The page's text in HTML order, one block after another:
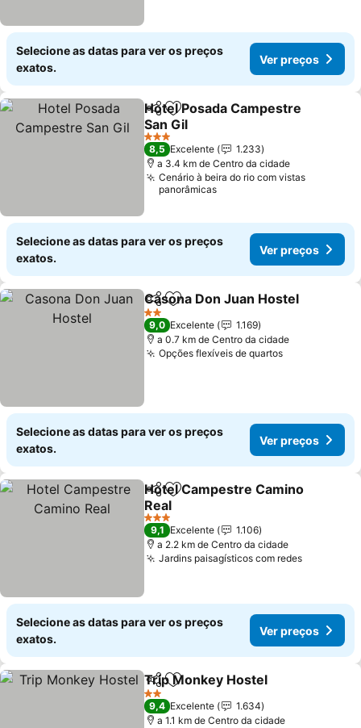
Selecione as datas para ver os preços
exatos.
Ver preços
PartilharAdicionar aos favoritos
Hotel Posada Campestre
San Gil
Ver preços
3 Estrelas
8,5 Excelente
1.233
a 3.4 km de Centro da cidade
Cenário à beira do rio com vistas
panorâmicas
Selecione as datas para ver os preços
exatos.
Ver preços
PartilharAdicionar aos favoritos
Casona Don Juan Hostel
2 Estrelas
9,0 Excelente
1.169
a 0.7 km de Centro da cidade
Opções flexíveis de quartosVer preços
Selecione as datas para ver os preços
exatos.
Ver preços
PartilharAdicionar aos favoritos
Hotel Campestre Camino
Real
Ver preços
3 Estrelas
9,1 Excelente
1.106
a 2.2 km de Centro da cidade
Jardins paisagísticos com redesVer
Selecione as datas para ver os preços
exatos.
Ver preços
PartilharAdicionar aos favoritos
Trip Monkey Hostel
2 Estrelas
9,4 Excelente
1.634
a 1.1 km de Centro da cidade